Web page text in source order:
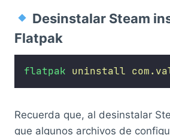
Desinstalar Steam
Flatpak
flatpak uninstall
Recuerda que, al desinstalar
que algunos archivos de